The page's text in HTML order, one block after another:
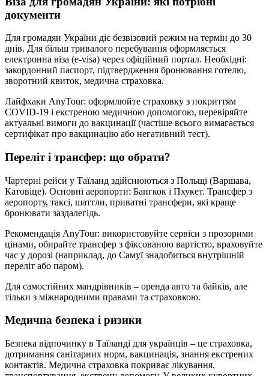
документи
Для громадян України діє безвізовий режим на термін до 30
днів. Для більш тривалого перебування оформляється
електронна віза (e-visa) через офіційний портал. Необхідні:
закордонний паспорт, підтвердження бронювання готелю,
зворотний квиток, медична страховка.
Лайфхаки AnyTour: оформлюйте страховку з покриттям
COVID-19 і екстреною медичною допомогою, перевіряйте
актуальні вимоги до вакцинації (частіше всього вимагається
сертифікат про вакцинацію або негативний тест).
Переліт і трансфер: що обрати?
Чартерні рейси у Таїланд здійснюються з Польщі (Варшава,
Катовіце). Основні аеропорти: Бангкок і Пхукет. Трансфер з
аеропорту, таксі, шаттли, приватні трансфери, які краще
бронювати заздалегідь.
Рекомендація AnyTour: використовуйте сервіси з прозорими
цінами, обирайте трансфер з фіксованою вартістю, враховуйте
час у дорозі (наприклад, до Самуї знадобиться внутрішній
переліт або паром).
Для самостійних мандрівників – оренда авто та байків, але
тільки з міжнародними правами та страховкою.
Медична безпека і ризики
Безпека відпочинку в Таїланді для українців – це страховка,
дотримання санітарних норм, вакцинація, знання екстрених
контактів. Медична страховка покриває лікування,